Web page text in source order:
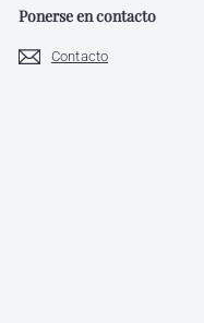
Ponerse en contacto
Contacto